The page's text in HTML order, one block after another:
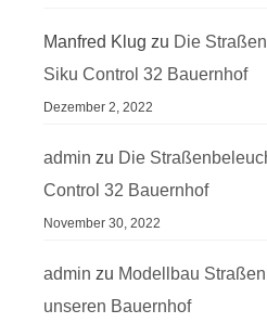
Manfred Klug zu Die
Siku Control 32 Bauernhof
Dezember 2, 2022
admin zu Die
Control 32 Bauernhof
November 30, 2022
admin zu Modellbau
unseren Bauernhof